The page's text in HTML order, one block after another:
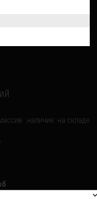
наличие: на складе